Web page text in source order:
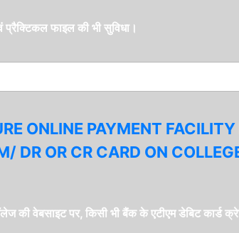
प्रैक्टिकल फाइल की भी सुविधा।
ONLINE PAYMENT
DR OR CR CARD ON
वेबसाइट पर, किसी भी बैंक के एटीएम डेबिट कार्ड